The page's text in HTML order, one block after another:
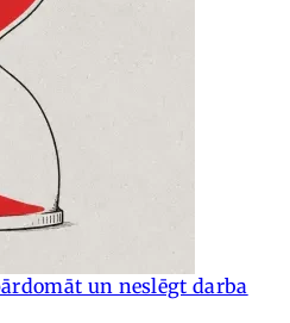
un neslēgt darba